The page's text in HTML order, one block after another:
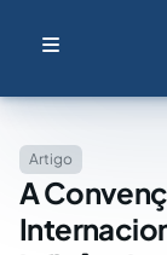
Artigo
A